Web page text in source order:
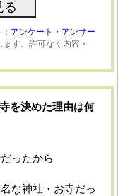
アンケート・アンサー
す。許可なく内容・
を決めた理由は何
ったから
な神社・お寺だっ